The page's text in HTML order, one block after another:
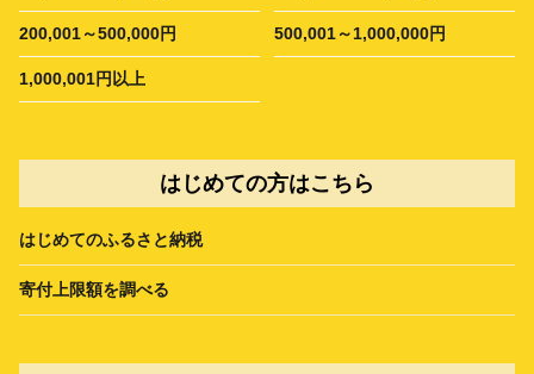
200,001～500,000円 500,001～1,000,000円
1,000,001円以上
はじめての方はこちら
はじめてのふるさと納税
寄付上限額を調べる